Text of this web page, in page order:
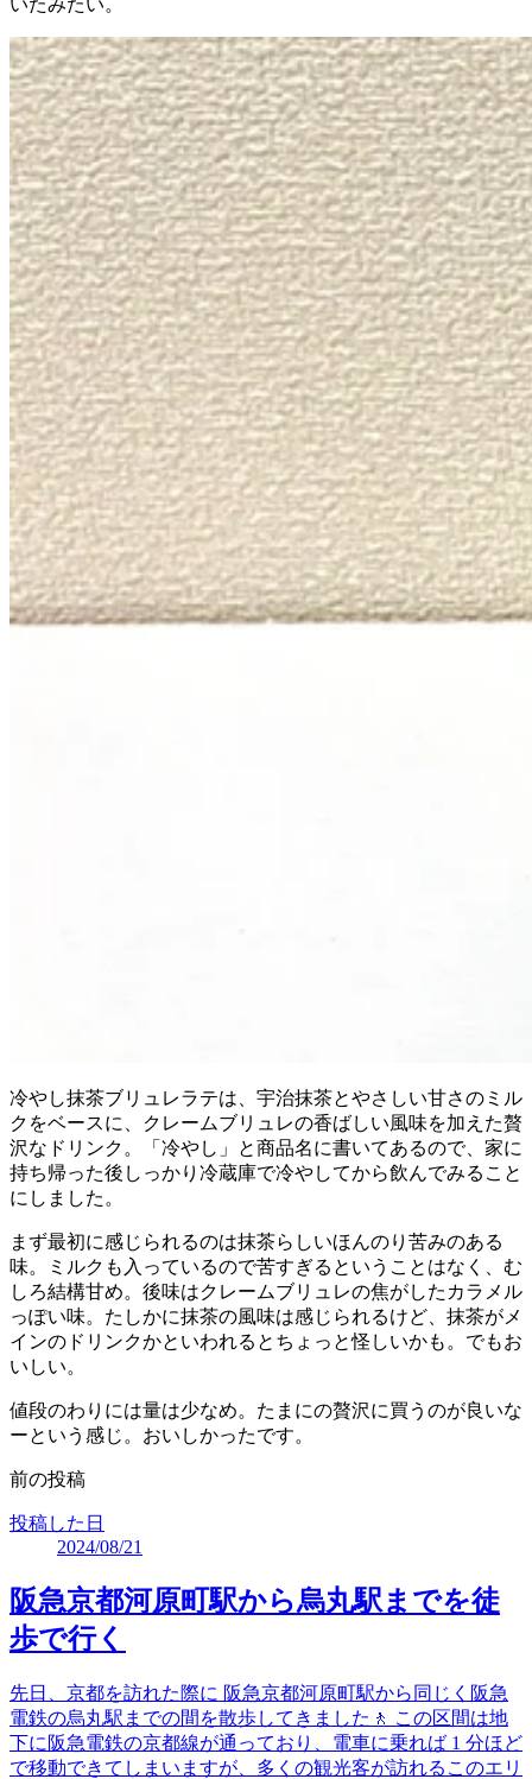
冷やし抹茶ブリュレラテは、宇治抹茶とやさしい甘さのミル
クをベースに、クレームブリュレの香ばしい風味を加えた贅
沢なドリンク。「冷やし」と商品名に書いてあるので、家に
持ち帰った後しっかり冷蔵庫で冷やしてから飲んでみること
にしました。
まず最初に感じられるのは抹茶らしいほんのり苦みのある
味。ミルクも入っているので苦すぎるということはなく、む
しろ結構甘め。後味はクレームブリュレの焦がしたカラメル
っぽい味。たしかに抹茶の風味は感じられるけど、抹茶がメ
インのドリンクかといわれるとちょっと怪しいかも。でもお
いしい。
値段のわりには量は少なめ。たまにの贅沢に買うのが良いな
ーという感じ。おいしかったです。
前の投稿
投稿した日
2024/08/21
阪急京都河原町駅から烏丸駅までを徒
歩で行く
先日、京都を訪れた際に 阪急京都河原町駅から同じく阪急
電鉄の烏丸駅までの間を散歩してきました🚶 この区間は地
下に阪急電鉄の京都線が通っており、電車に乗れば 1 分ほど
で移動できてしまいますが、多くの観光客が訪れるこのエリ